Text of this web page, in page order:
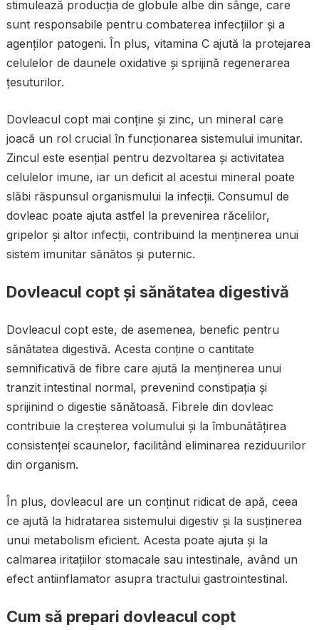
stimulează producția de globule albe din sânge, care
sunt responsabile pentru combaterea infecțiilor și a
agenților patogeni. În plus, vitamina C ajută la protejarea
celulelor de daunele oxidative și sprijină regenerarea
țesuturilor.
Dovleacul copt mai conține și zinc, un mineral care
joacă un rol crucial în funcționarea sistemului imunitar.
Zincul este esențial pentru dezvoltarea și activitatea
celulelor imune, iar un deficit al acestui mineral poate
slăbi răspunsul organismului la infecții. Consumul de
dovleac poate ajuta astfel la prevenirea răcelilor,
gripelor și altor infecții, contribuind la menținerea unui
sistem imunitar sănătos și puternic.
Dovleacul copt și sănătatea digestivă
Dovleacul copt este, de asemenea, benefic pentru
sănătatea digestivă. Acesta conține o cantitate
semnificativă de fibre care ajută la menținerea unui
tranzit intestinal normal, prevenind constipația și
sprijinind o digestie sănătoasă. Fibrele din dovleac
contribuie la creșterea volumului și la îmbunătățirea
consistenței scaunelor, facilitând eliminarea reziduurilor
din organism.
În plus, dovleacul are un conținut ridicat de apă, ceea
ce ajută la hidratarea sistemului digestiv și la susținerea
unui metabolism eficient. Acesta poate ajuta și la
calmarea iritațiilor stomacale sau intestinale, având un
efect antiinflamator asupra tractului gastrointestinal.
Cum să prepari dovleacul copt